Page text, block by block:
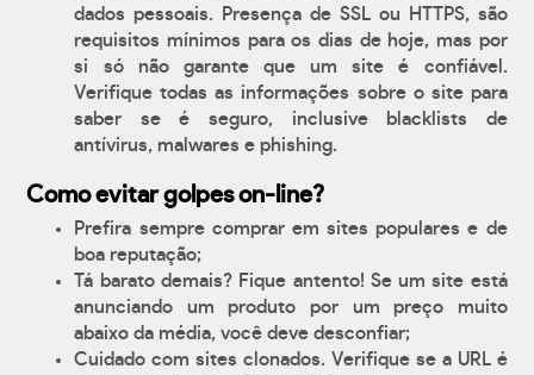
dados pessoais. Presença de SSL ou HTTPS, são
requisitos mínimos para os dias de hoje, mas por
si só não garante que um site é confiável.
Verifique todas as informações sobre o site para
saber se é seguro, inclusive blacklists de
antívirus, malwares e phishing.
Como evitar golpes on-line?
Prefira sempre comprar em sites populares e de
boa reputação;
Tá barato demais? Fique antento! Se um site está
anunciando um produto por um preço muito
abaixo da média, você deve desconfiar;
Cuidado com sites clonados. Verifique se a URL é